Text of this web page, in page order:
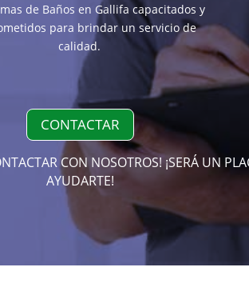
de Baños en Gallifa capacitados y
para brindar un servicio de
calidad.
CONTACTAR
CON NOSOTROS! ¡SERÁ UN
AYUDARTE!